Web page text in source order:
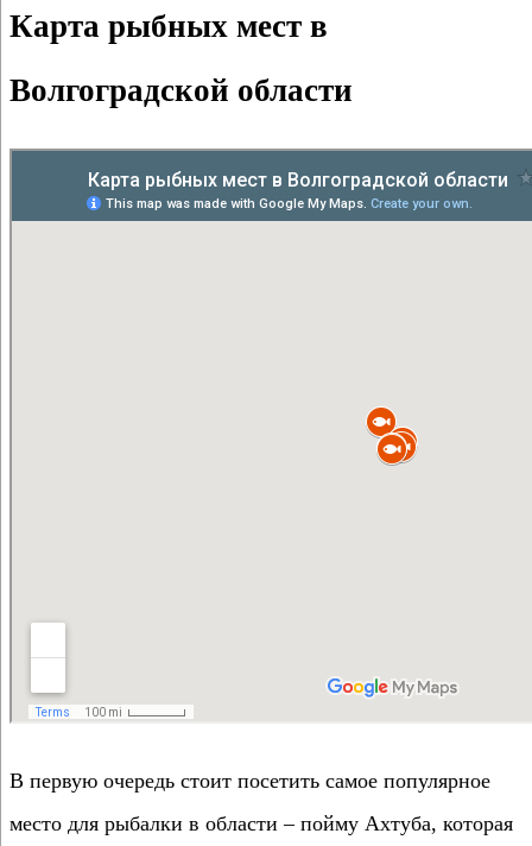
Карта рыбных мест в
Волгоградской области
В первую очередь стоит посетить самое популярное
место для рыбалки в области – пойму Ахтуба, которая